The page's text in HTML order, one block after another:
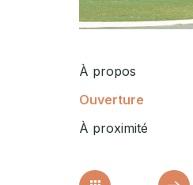
À propos
Ouverture
À proximité